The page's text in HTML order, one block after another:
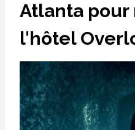
Atlanta
l'hôtel